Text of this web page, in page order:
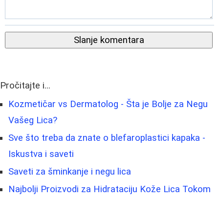
Slanje komentara
Pročitajte i...
Kozmetičar vs Dermatolog - Šta je Bolje za Negu
Vašeg Lica?
Sve što treba da znate o blefaroplastici kapaka -
Iskustva i saveti
Saveti za šminkanje i negu lica
Najbolji Proizvodi za Hidrataciju Kože Lica Tokom